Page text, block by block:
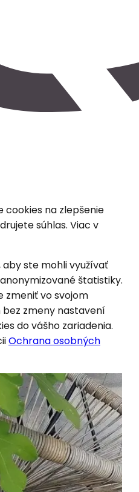
cookies na zlepšenie
súhlas. Viac v
aby ste mohli využívať
štatistiky.
zmeniť vo svojom
zmeny nastavení
do vášho zariadenia.
Ochrana osobných